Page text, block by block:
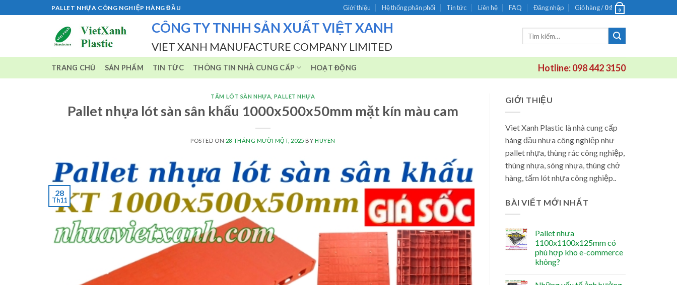
to
PALLET NHỰA CÔNG NGHIỆP HÀNG ĐẦU Giới thiệu Hệ thống phân phối Tin tức Liên hệ FAQ Đăng nhập Giỏ hàng /0₫ 0
CÔNG TY TNHH SẢN XUẤT VIỆT XANH
VIET XANH MANUFACTURE COMPANY LIMITED
TRANG CHỦ SẢN PHẨM TIN TỨC THÔNG TIN NHÀ CUNG CẤP HOẠT ĐỘNG Hotline: 098 442 3150
TẤM LÓT SÀN NHỰA ,PALLET NHỰA
Pallet nhựa lót sàn sân khấu 1000x500x50mm mặt kín màu cam
POSTED ON 28 THÁNG MƯỜI MỘT, 2025 BY HUYEN
28
Th11
GIỚI THIỆU
Viet Xanh Plastic là nhà cung cấp
hàng đầu nhựa công nghiệp như
pallet nhựa, thùng rác công nghiệp,
thùng nhựa, sóng nhựa, thùng chở
hàng, tấm lót nhựa công nghiệp..
BÀI VIẾT MỚI NHẤT
Pallet nhựa
1100x1100x125mm có
phù hợp kho e-commerce
không?